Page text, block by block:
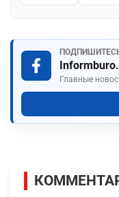
Главные